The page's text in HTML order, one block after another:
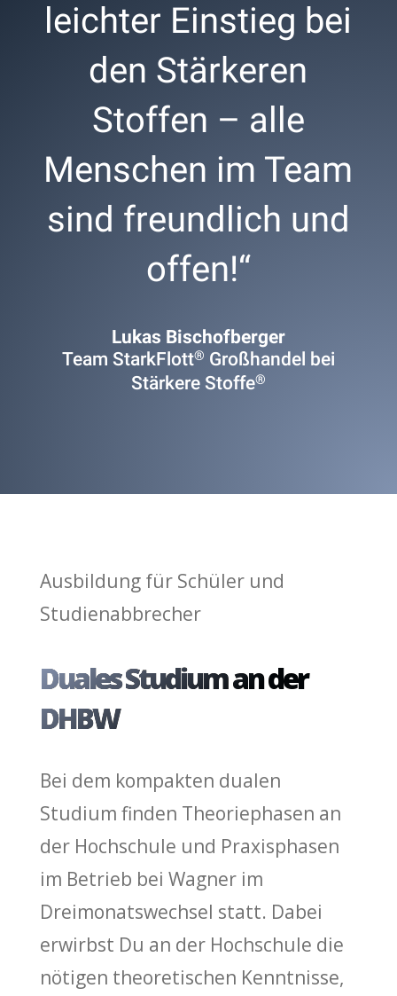
leichter Einstieg bei
den Stärkeren
Stoffen – alle
Menschen im Team
sind freundlich und
offen!“
Lukas Bischofberger
Team StarkFlott® Großhandel bei
Stärkere Stoffe®
Ausbildung für Schüler und
Studienabbrecher
Duales Studium an der
DHBW
Bei dem kompakten dualen
Studium finden Theoriephasen an
der Hochschule und Praxisphasen
im Betrieb bei Wagner im
Dreimonatswechsel statt. Dabei
erwirbst Du an der Hochschule die
nötigen theoretischen Kenntnisse,